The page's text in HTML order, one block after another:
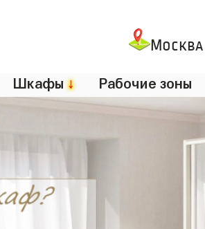
Москва
Шкафы↓ Рабочие зоны